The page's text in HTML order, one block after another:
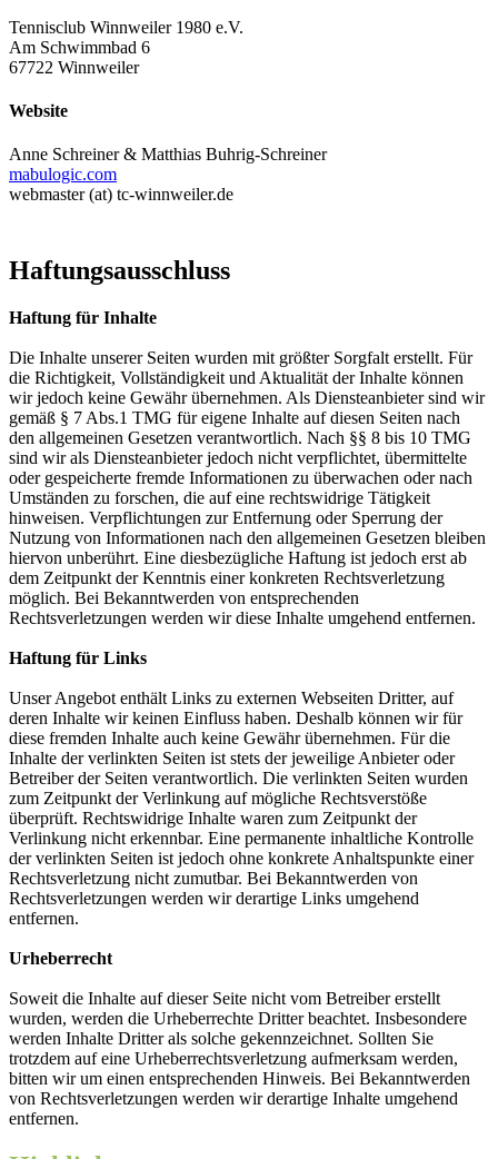
Tennisclub Winnweiler 1980 e.V.
Am Schwimmbad 6
67722 Winnweiler
Website
Anne Schreiner & Matthias Buhrig-Schreiner
mabulogic.com
webmaster (at) tc-winnweiler.de
Haftungsausschluss
Haftung für Inhalte
Die Inhalte unserer Seiten wurden mit größter Sorgfalt erstellt. Für
die Richtigkeit, Vollständigkeit und Aktualität der Inhalte können
wir jedoch keine Gewähr übernehmen. Als Diensteanbieter sind wir
gemäß § 7 Abs.1 TMG für eigene Inhalte auf diesen Seiten nach
den allgemeinen Gesetzen verantwortlich. Nach §§ 8 bis 10 TMG
sind wir als Diensteanbieter jedoch nicht verpflichtet, übermittelte
oder gespeicherte fremde Informationen zu überwachen oder nach
Umständen zu forschen, die auf eine rechtswidrige Tätigkeit
hinweisen. Verpflichtungen zur Entfernung oder Sperrung der
Nutzung von Informationen nach den allgemeinen Gesetzen bleiben
hiervon unberührt. Eine diesbezügliche Haftung ist jedoch erst ab
dem Zeitpunkt der Kenntnis einer konkreten Rechtsverletzung
möglich. Bei Bekanntwerden von entsprechenden
Rechtsverletzungen werden wir diese Inhalte umgehend entfernen.
Haftung für Links
Unser Angebot enthält Links zu externen Webseiten Dritter, auf
deren Inhalte wir keinen Einfluss haben. Deshalb können wir für
diese fremden Inhalte auch keine Gewähr übernehmen. Für die
Inhalte der verlinkten Seiten ist stets der jeweilige Anbieter oder
Betreiber der Seiten verantwortlich. Die verlinkten Seiten wurden
zum Zeitpunkt der Verlinkung auf mögliche Rechtsverstöße
überprüft. Rechtswidrige Inhalte waren zum Zeitpunkt der
Verlinkung nicht erkennbar. Eine permanente inhaltliche Kontrolle
der verlinkten Seiten ist jedoch ohne konkrete Anhaltspunkte einer
Rechtsverletzung nicht zumutbar. Bei Bekanntwerden von
Rechtsverletzungen werden wir derartige Links umgehend
entfernen.
Urheberrecht
Soweit die Inhalte auf dieser Seite nicht vom Betreiber erstellt
wurden, werden die Urheberrechte Dritter beachtet. Insbesondere
werden Inhalte Dritter als solche gekennzeichnet. Sollten Sie
trotzdem auf eine Urheberrechtsverletzung aufmerksam werden,
bitten wir um einen entsprechenden Hinweis. Bei Bekanntwerden
von Rechtsverletzungen werden wir derartige Inhalte umgehend
entfernen.